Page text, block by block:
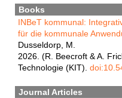
Books
INBeT kommunal:
für die kommunale
Dusseldorp, M.
2026. (R. Beecroft & A.
Technologie (KIT).
Journal Articles